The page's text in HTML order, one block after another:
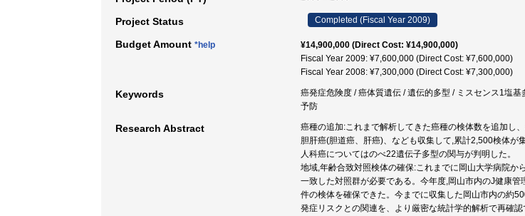
Project Status Completed (Fiscal Year 2009)
Budget Amount *help
¥14,900,000 (Direct Cost: ¥14,900,000)
Fiscal Year 2009: ¥7,600,000 (Direct Cost: ¥7,600,000)
Fiscal Year 2008: ¥7,300,000 (Direct Cost: ¥7,300,000)
Keywords
癌発症危険度 / 癌体質遺伝 / 遺伝的多型 / ミスセンス1塩
予防
Research Abstract
癌種の追加:これまで解析してきた癌種の検体数を追加し
胆肝癌(胆道癌、肝癌)、なども収集して,累計2,500検体
人科癌についてはのべ22遺伝子多型の関与が判明した。
地域,年齢合致対照検体の確保:これまでに岡山大学病院
一致した対照群が必要である。今年度,岡山市内のJ健康
件の検体を確保できた。今までに収集した岡山市内の約
発症リスクとの関連を、より厳密な統計学的解析で再確